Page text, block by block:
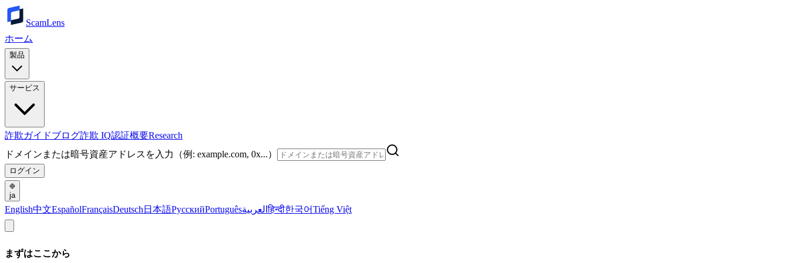
ScamLens
ホーム
製品
サービス
詐欺ガイドブログ詐欺 IQ認証概要Research
ドメインまたは暗号資産アドレスを入力（例: example.com, 0x...）
ログイン
ja
English中文EspañolFrançaisDeutsch 日本語РусскийPortuguêsالعربيةहिन्दी한국어Tiếng Việt
まずはここから